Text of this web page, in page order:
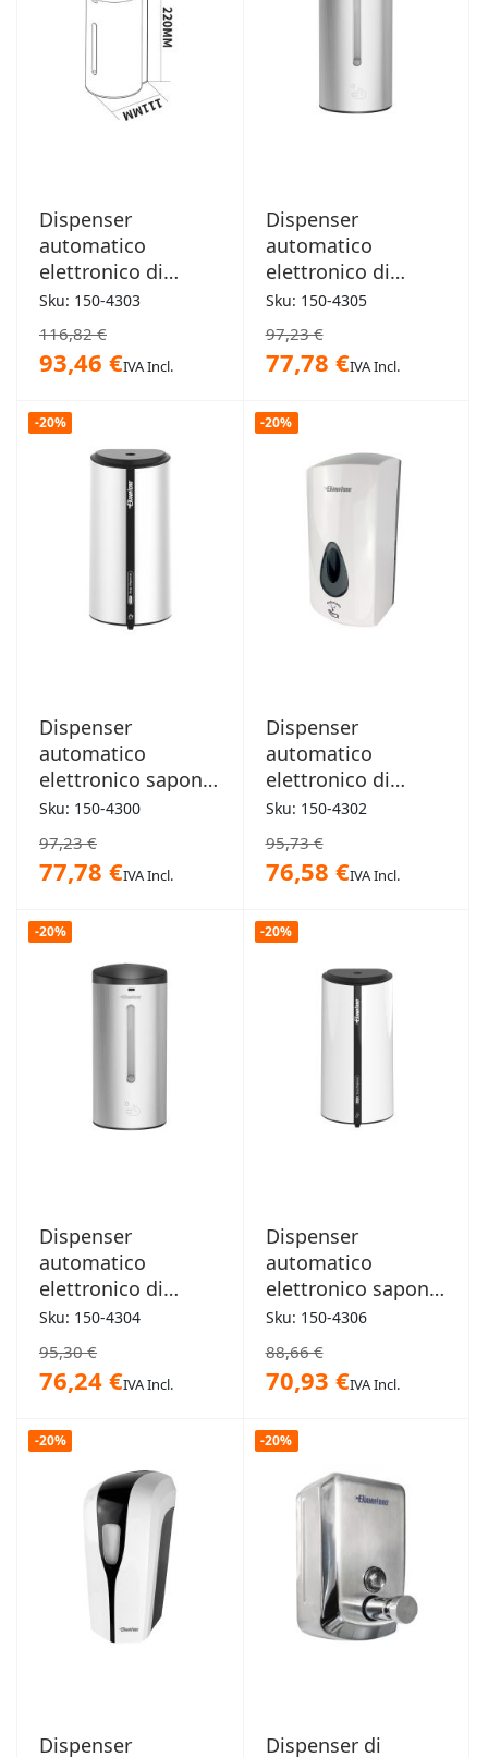
Dispenser
automatico
elettronico di
sapone
igienizzante
Toronto
Sku: 150-4303
116,82 €
93,46 €IVA Incl.
Dispenser
automatico
elettronico di
sapone
igienizzante Seattle
Sku: 150-4305
97,23 €
77,78 €IVA Incl.
-20%
Dispenser
automatico
elettronico sapone
igienizzante anti-
furto Denver
Sku: 150-4300
97,23 €
77,78 €IVA Incl.
-20%
Dispenser
automatico
elettronico di
sapone
igienizzante
Boston
Sku: 150-4302
95,73 €
76,58 €IVA Incl.
-20%
Dispenser
automatico
elettronico di
sapone
igienizzante Detroit
Sku: 150-4304
95,30 €
76,24 €IVA Incl.
-20%
Dispenser
automatico
elettronico sapone
igienizzante
antifurto Memphis
Sku: 150-4306
88,66 €
70,93 €IVA Incl.
-20%
Dispenser
-20%
Dispenser di